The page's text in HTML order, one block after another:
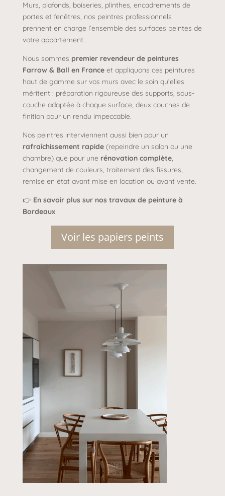
Murs, plafonds, boiseries, plinthes, encadrements de
portes et fenêtres, nos peintres professionnels
prennent en charge l’ensemble des surfaces peintes de
votre appartement.
Nous sommes premier revendeur de peintures
Farrow & Ball en Franceet appliquons ces peintures
haut de gamme sur vos murs avec le soin qu’elles
méritent : préparation rigoureuse des supports, sous-
couche adaptée à chaque surface, deux couches de
finition pour un rendu impeccable.
Nos peintres interviennent aussi bien pour un
rafraîchissement rapide(repeindre un salon ou une
chambre) que pour une rénovation complète,
changement de couleurs, traitement des fissures,
remise en état avant mise en location ou avant vente.
👉 En savoir plus sur nos travaux de peinture à
Bordeaux
Voir les papiers peints